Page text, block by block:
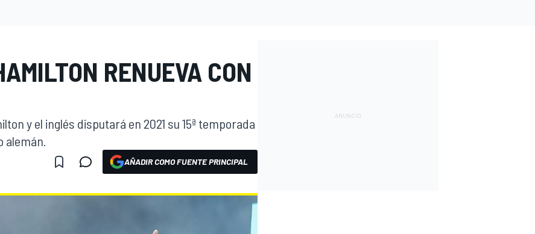
RENUEVA CON
y el inglés disputará en 2021 su 15ª temporada
alemán.
AÑADIR COMO FUENTE PRINCIPAL